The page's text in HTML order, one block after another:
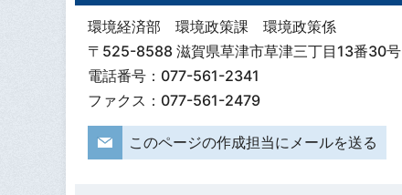
環境経済部 環境政策課 環境政策係
〒525-8588 滋賀県草津市草津三丁目13番30号
電話番号：077-561-2341
ファクス：077-561-2479
このページの作成担当にメールを送る